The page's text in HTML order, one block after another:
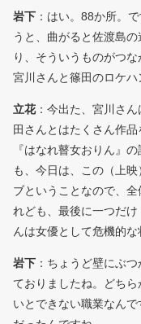
岩下 ：はい。88か所。
うと、曲がると佐渡島
り、そういうものがつ
宮川さんと篠田のロケハ
立花：今出た、宮川さ
田さんとはたくさん作品
『はなれ瞽女おりん』
も、今日は、この（上
ブということなので、
れども、最後に一つだ
んは女優として危機的な
岩下 ：ちょうど壁にぶ
ておりましたね。どち
いとできない職業なん